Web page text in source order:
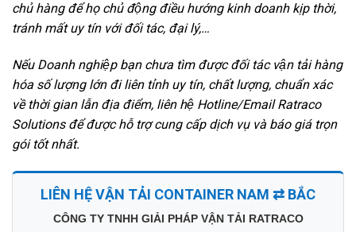
chủ hàng để họ chủ động điều hướng kinh doanh kịp thời,
tránh mất uy tín với đối tác, đại lý,…
Nếu Doanh nghiệp bạn chưa tìm được đối tác vận tải hàng
hóa số lượng lớn đi liên tỉnh uy tín, chất lượng, chuẩn xác
về thời gian lẫn địa điểm, liên hệ Hotline/Email Ratraco
Solutions để được hỗ trợ cung cấp dịch vụ và báo giá trọn
gói tốt nhất.
LIÊN HỆ VẬN TẢI CONTAINER NAM ⇄ BẮC
CÔNG TY TNHH GIẢI PHÁP VẬN TẢI RATRACO